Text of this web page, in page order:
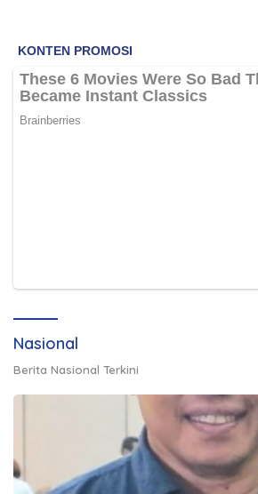
Nasional
Berita Nasional Terkini